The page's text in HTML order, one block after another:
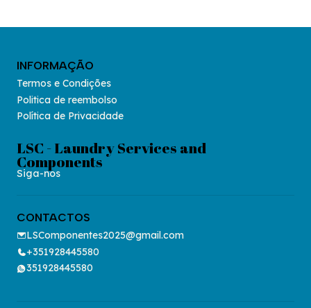
INFORMAÇÃO
Termos e Condições
Politica de reembolso
Política de Privacidade
LSC - Laundry Services and
Components
Siga-nos
CONTACTOS
LSComponentes2025@gmail.com
+351928445580
351928445580